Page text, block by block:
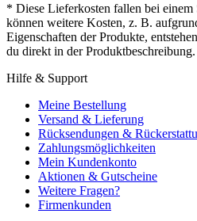
* Diese Lieferkosten fallen bei einem
können weitere Kosten, z. B.
Eigenschaften der Produkte,
du direkt in der Produktbeschreibung.
Hilfe & Support
Meine Bestellung
Versand & Lieferung
Rücksendungen &
Zahlungsmöglichkeiten
Mein Kundenkonto
Aktionen & Gutscheine
Weitere Fragen?
Firmenkunden